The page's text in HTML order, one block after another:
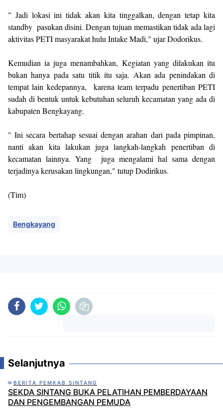
" Jadi lokasi ini tidak akan kita tinggalkan, dengan tetap kita
standby pasukan disini. Dengan tujuan memastikan tidak ada lagi
aktivitas PETI masyarakat hulu Intake Madi," ujar Dodorikus.
Kemudian ia juga menambahkan, Kegiatan yang dilakukan itu
bukan hanya pada satu titik itu saja. Akan ada penindakan di
tempat lain kedepannya, karena team terpadu penertiban PETI
sudah di bentuk untuk kebutuhan seluruh kecamatan yang ada di
kabupaten Bengkayang.
" Ini secara bertahap sesuai dengan arahan dari pada pimpinan,
nanti akan kita lakukan juga langkah-langkah penertiban di
kecamatan lainnya. Yang juga mengalami hal sama dengan
terjadinya kerusakan lingkungan," tutup Dodirikus.
(Tim)
Bengkayang
Selanjutnya
BERITA PEMKAB SINTANG
SEKDA SINTANG BUKA PELATIHAN PEMBERDAYAAN
DAN PENGEMBANGAN PEMUDA